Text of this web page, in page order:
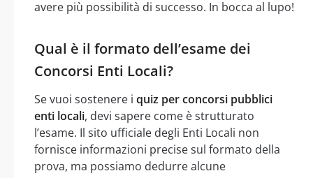
avere più possibilità di successo. In bocca al lupo!
Qual è il formato dell’esame dei
Concorsi Enti Locali?
Se vuoi sostenere i quiz per concorsi pubblici
enti locali, devi sapere come è strutturato
l’esame. Il sito ufficiale degli Enti Locali non
fornisce informazioni precise sul formato della
prova, ma possiamo dedurre alcune